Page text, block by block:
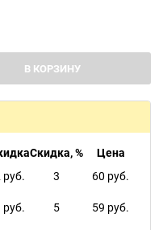
В КОРЗИНУ
Скидка, %
Цена
руб. 3 60 руб.
руб. 5 59 руб.